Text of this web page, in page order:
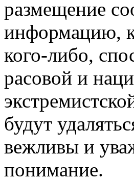
размещение
информацию,
кого-либо,
расовой и
будут
вежливы и
понимание.